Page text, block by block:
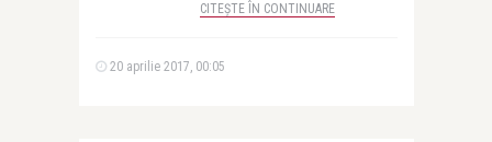
CITEȘTE ÎN CONTINUARE
20 aprilie 2017, 00:05